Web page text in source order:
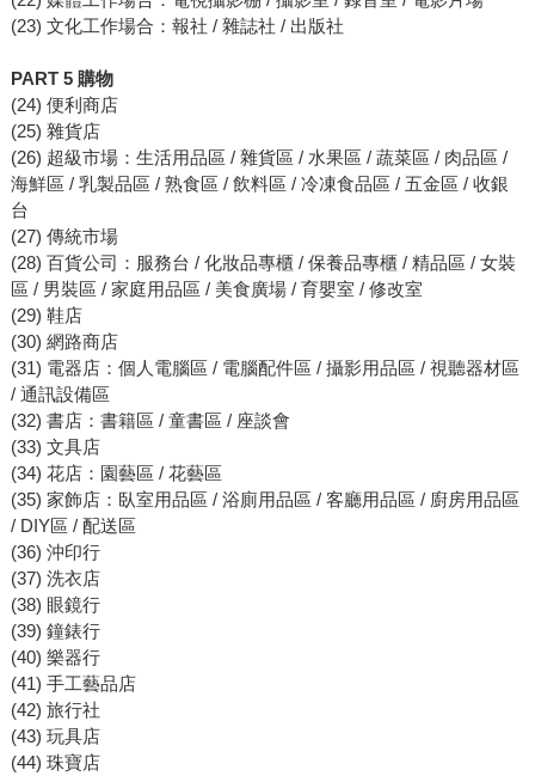
(23) 文化工作場合：報社 / 雜誌社 / 出版社
PART 5 購物
(24) 便利商店
(25) 雜貨店
(26) 超級市場：生活用品區 / 雜貨區 / 水果區 / 蔬菜區 / 肉品區 /
海鮮區 / 乳製品區 / 熟食區 / 飲料區 / 冷凍食品區 / 五金區 / 收銀
台
(27) 傳統市場
(28) 百貨公司：服務台 / 化妝品專櫃 / 保養品專櫃 / 精品區 / 女裝
區 / 男裝區 / 家庭用品區 / 美食廣場 / 育嬰室 / 修改室
(29) 鞋店
(30) 網路商店
(31) 電器店：個人電腦區 / 電腦配件區 / 攝影用品區 / 視聽器材區
/ 通訊設備區
(32) 書店：書籍區 / 童書區 / 座談會
(33) 文具店
(34) 花店：園藝區 / 花藝區
(35) 家飾店：臥室用品區 / 浴廁用品區 / 客廳用品區 / 廚房用品區
/ DIY區 / 配送區
(36) 沖印行
(37) 洗衣店
(38) 眼鏡行
(39) 鐘錶行
(40) 樂器行
(41) 手工藝品店
(42) 旅行社
(43) 玩具店
(44) 珠寶店